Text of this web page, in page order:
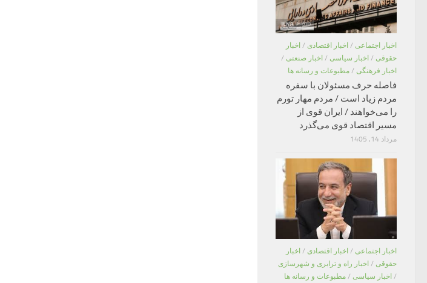
اخبار اجتماعی / اخبار اقتصادی / اخبار
حقوقی / اخبار سیاسی / اخبار صنعتی /
اخبار فرهنگی / مطبوعات و رسانه ها
فاصله حرف مسئولان با سفره
مردم زیاد است / مردم مهار تورم
را می‌خواهند / ایران قوی از
مسیر اقتصاد قوی می‌گذرد
مرداد 14, 1405
اخبار اجتماعی / اخبار اقتصادی / اخبار
حقوقی / اخبار راه و ترابری و شهرسازی
/ اخبار سیاسی / مطبوعات و رسانه ها